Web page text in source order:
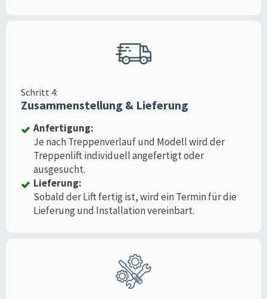
Schritt 4:
Zusammenstellung & Lieferung
Anfertigung:
Je nach Treppenverlauf und Modell wird der
Treppenlift individuell angefertigt oder
ausgesucht.
Lieferung:
Sobald der Lift fertig ist, wird ein Termin für die
Lieferung und Installation vereinbart.